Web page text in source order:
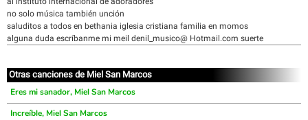
no solo música también unción
saluditos a todos en bethania iglesia cristiana familia en momos
alguna duda escríbanme mi meil denil_musico@ Hotmail.com suerte
Otras canciones de Miel San Marcos
Eres mi sanador, Miel San Marcos
Increíble, Miel San Marcos